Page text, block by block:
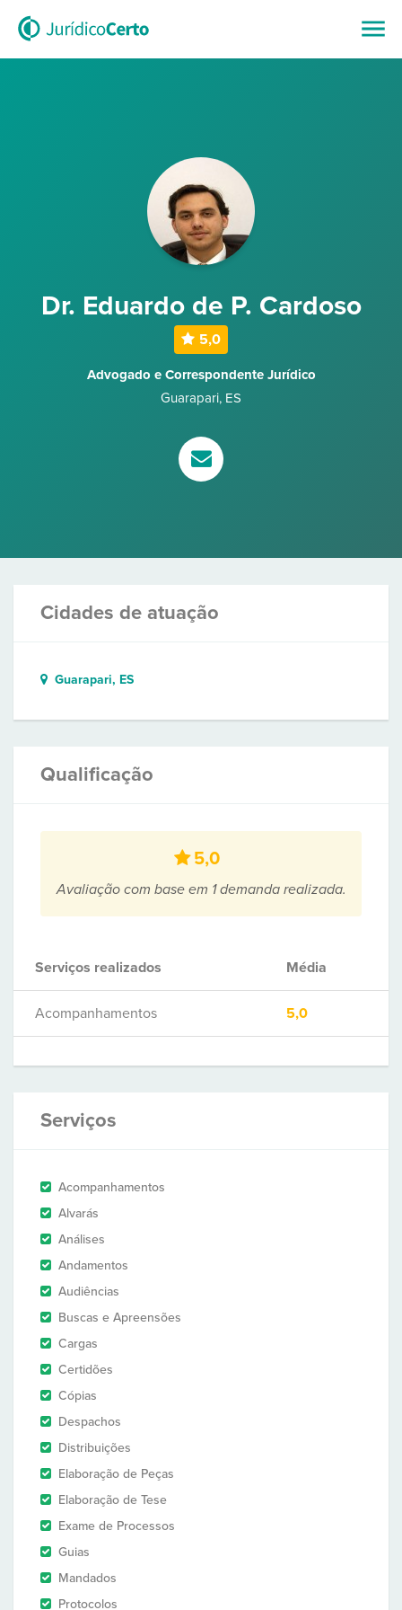
Dr. Eduardo de P. Cardoso
5,0
Advogado e Correspondente Jurídico
Guarapari, ES
Cidades de atuação
Guarapari, ES
Qualificação
5,0
Avaliação com base em 1 demanda realizada.
Serviços realizados Média
Acompanhamentos 5,0
Serviços
Acompanhamentos
Alvarás
Análises
Andamentos
Audiências
Buscas e Apreensões
Cargas
Certidões
Cópias
Despachos
Distribuições
Elaboração de Peças
Elaboração de Tese
Exame de Processos
Guias
Mandados
Protocolos